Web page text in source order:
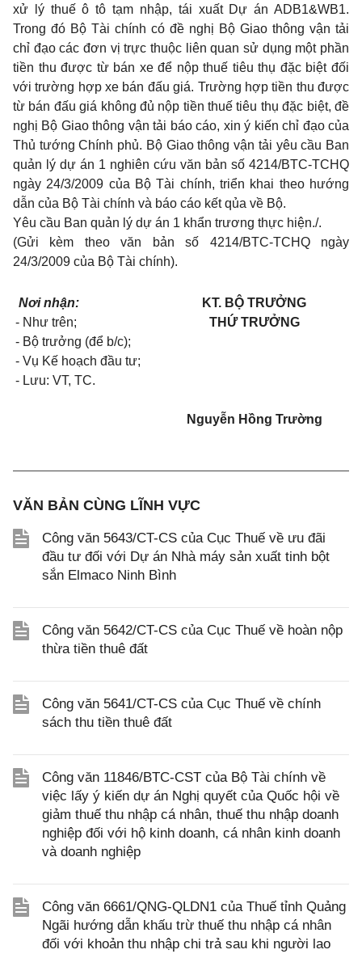
xử lý thuế ô tô tạm nhập, tái xuất Dự án ADB1&WB1.
Trong đó Bộ Tài chính có đề nghị Bộ Giao thông vận tải
chỉ đạo các đơn vị trực thuộc liên quan sử dụng một phần
tiền thu được từ bán xe để nộp thuế tiêu thụ đặc biệt đối
với trường hợp xe bán đấu giá. Trường hợp tiền thu được
từ bán đấu giá không đủ nộp tiền thuế tiêu thụ đặc biệt, đề
nghị Bộ Giao thông vận tải báo cáo, xin ý kiến chỉ đạo của
Thủ tướng Chính phủ. Bộ Giao thông vận tải yêu cầu Ban
quản lý dự án 1 nghiên cứu văn bản số 4214/BTC-TCHQ
ngày 24/3/2009 của Bộ Tài chính, triển khai theo hướng
dẫn của Bộ Tài chính và báo cáo kết qủa về Bộ.
Yêu cầu Ban quản lý dự án 1 khẩn trương thực hiện./.
(Gửi kèm theo văn bản số 4214/BTC-TCHQ ngày
24/3/2009 của Bộ Tài chính).
Nơi nhận:
- Như trên;
- Bộ trưởng (để b/c);
- Vụ Kế hoạch đầu tư;
- Lưu: VT, TC.
KT. BỘ TRƯỞNG
THỨ TRƯỞNG
Nguyễn Hồng Trường
VĂN BẢN CÙNG LĨNH VỰC
Công văn 5643/CT-CS của Cục Thuế về ưu đãi
đầu tư đối với Dự án Nhà máy sản xuất tinh bột
sắn Elmaco Ninh Bình
Công văn 5642/CT-CS của Cục Thuế về hoàn nộp
thừa tiền thuê đất
Công văn 5641/CT-CS của Cục Thuế về chính
sách thu tiền thuê đất
Công văn 11846/BTC-CST của Bộ Tài chính về
việc lấy ý kiến dự án Nghị quyết của Quốc hội về
giảm thuế thu nhập cá nhân, thuế thu nhập doanh
nghiệp đối với hộ kinh doanh, cá nhân kinh doanh
và doanh nghiệp
Công văn 6661/QNG-QLDN1 của Thuế tỉnh Quảng
Ngãi hướng dẫn khấu trừ thuế thu nhập cá nhân
đối với khoản thu nhập chi trả sau khi người lao